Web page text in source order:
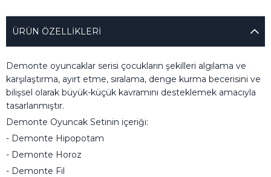
ÜRÜN ÖZELLIKLERI
Demonte oyuncaklar serisi çocukların şekilleri algılama ve
karşılaştırma, ayırt etme, sıralama, denge kurma becerisini ve
bilişsel olarak büyük-küçük kavramını desteklemek amacıyla
tasarlanmıştır.
Demonte Oyuncak Setinin içeriği:
- Demonte Hipopotam
- Demonte Horoz
- Demonte Fil